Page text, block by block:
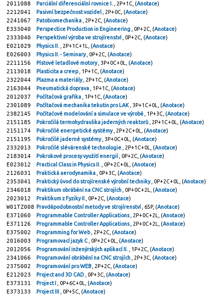
2011088 Parciální diferenciální rovnice I. , 2P+1C, (Anotace)
2212041 Pasivní bezpečnost vozidel , 2P+0C, (Anotace)
2241067 Patobiomechanika , 2P+2C, (Anotace)
E333040 Perspectice Production in Engineering , 0P+2C, (Anotace)
2333040 Perspektivní výroba ve strojírenství , 0P+2C, (Anotace)
E021029 Physics II. , 2P+1C+1L, (Anotace)
E026003 Physics II. - Seminary , 0P+2C, (Anotace)
2211156 Pístové letadlové motory , 3P+0C+0L, (Anotace)
2113018 Plasticita a creep , 1P+1C, (Anotace)
2322044 Plazma a materiály , 2P+1C, (Anotace)
2163044 Pneumatická doprava , 1P+1C, (Anotace)
2012037 Počítačová grafika , 1P+1C, (Anotace)
2301089 Počítačová mechanika tekutin pro LAK , 3P+1C+0L, (Anotace)
2382145 Počítačové modelování a simulace ve výrobě , 1P+3C, (Anotace)
2151185 Pokročilá termohydraulika jaderných reaktorů , 2P+1C+0L, (Anotace)
2151174 Pokročilé energetické systémy , 2P+2C+0L, (Anotace)
2151195 Pokročilé jaderné systémy , 3P+0C+0L, (Anotace)
2332013 Pokročilé slévárenské technologie , 2P+1C+0L, (Anotace)
2183014 Pokrokové procesy využití energií , 0P+2C, (Anotace)
E023012 Practical Class in Physics II. , 0P+2C+0L, (Anotace)
2126031 Praktická aerodynamika , 0P+3C, (Anotace)
2353041 Praktický úvod do strojírenské výrobní techniky , 0P+2C+0L, (Anotace)
2346018 Praktikum obrábění na CNC strojích , 0P+0C+2L, (Anotace)
2023012 Praktikum z Fyziky II , 0P+2C, (Anotace)
W01TZ008 Pravděpodobnostní metody ve strojírenství , 65P, (Anotace)
E371060 Programmable Controller Applications , 2P+0C+2L, (Anotace)
E371126 Programmable Controller Applications , 2P+0C+2L, (Anotace)
E375002 Programming for Web , 2P+2C, (Anotace)
2016003 Programovací jazyk C , 0P+2C+0L, (Anotace)
2012056 Programování inženýrských aplikací II. , 1P+2C, (Anotace)
2341066 Programování obrábění na CNC strojích , 2P+3C, (Anotace)
2375002 Programování pro WEB , 2P+2C, (Anotace)
E212023 Project and 3D CAD , 0P+3C, (Anotace)
E373131 Project I , 0P+6C+0L, (Anotace)
E373133 Project III , 0P+5C, (Anotace)